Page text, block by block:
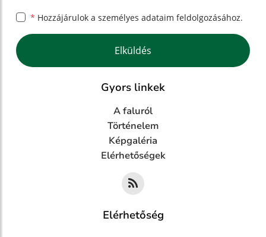
* Hozzájárulok a személyes adataim feldolgozásához.
Google reCaptcha Response
Elküldés
Gyors linkek
A faluról
Történelem
Képgaléria
Elérhetőségek
Elérhetőség